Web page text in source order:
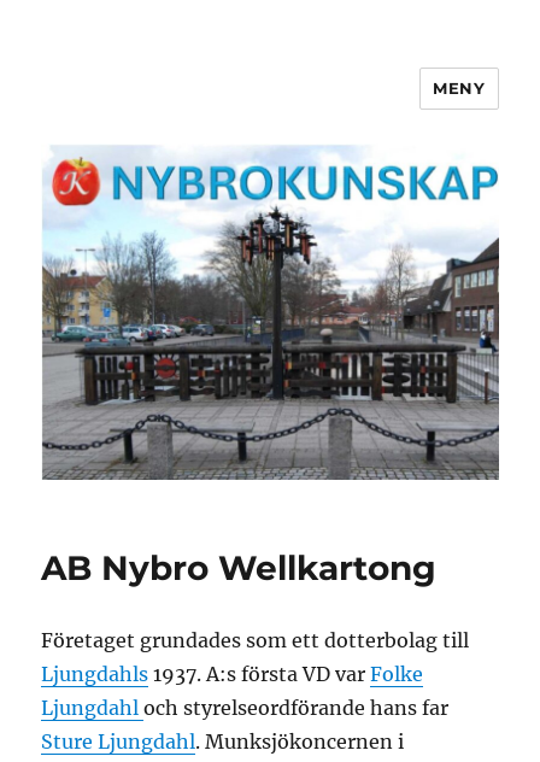
MENY
AB Nybro Wellkartong
Företaget grundades som ett dotterbolag till
Ljungdahls 1937. A:s första VD varFolke
Ljungdahloch styrelseordförande hans far
Sture Ljungdahl. Munksjökoncernen i